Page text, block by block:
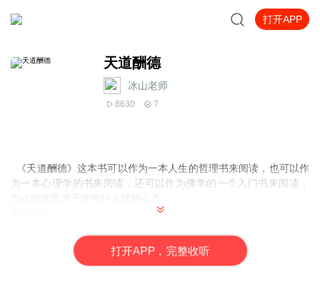
打开APP
天道酬德
冰山老师
8630 7
《天道酬德》这本书可以作为一本人生的哲理书来阅读，也可以作
为一本心理学的书来阅读，还可以作为佛学的一个入门书来阅读，
括核心之道的正解、重要法则的揭示，及独特的十伦法、古中医、
悟道法等三大杀手锏。
打开APP，完整收听